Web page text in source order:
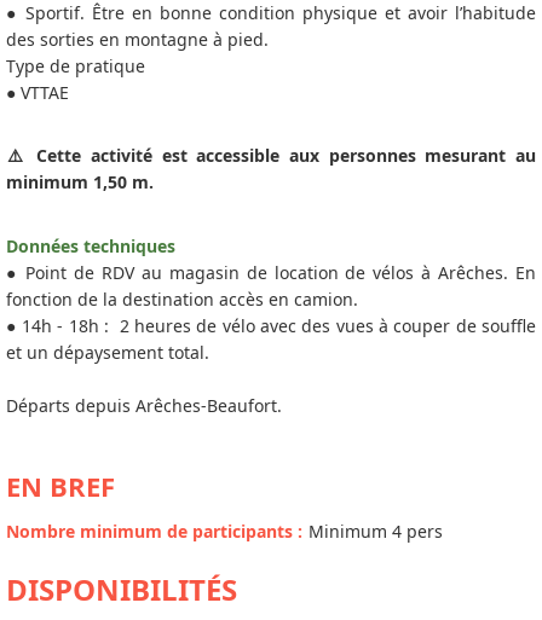
● Sportif. Être en bonne condition physique et avoir l’habitude
des sorties en montagne à pied.
Type de pratique
● VTTAE
⚠️ Cette activité est accessible aux personnes mesurant au
minimum 1,50 m.
Données techniques
● Point de RDV au magasin de location de vélos à Arêches. En
fonction de la destination accès en camion.
● 14h - 18h : 2 heures de vélo avec des vues à couper de souffle
et un dépaysement total.
Départs depuis Arêches-Beaufort.
EN BREF
Nombre minimum de participants : Minimum 4 pers
DISPONIBILITÉS